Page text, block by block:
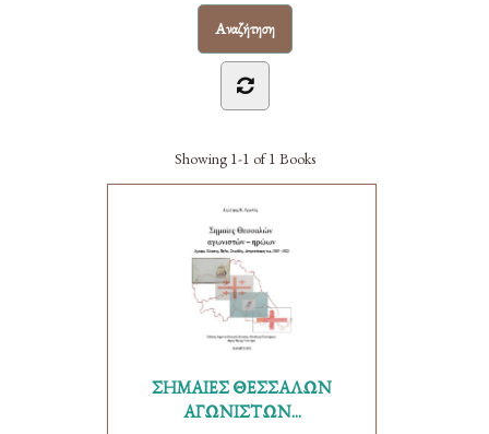
Showing 1-1 of 1 Books
ΣΗΜΑΙΕΣ ΘΕΣΣΑΛΩΝ
ΑΓΩΝΙΣΤΩΝ...